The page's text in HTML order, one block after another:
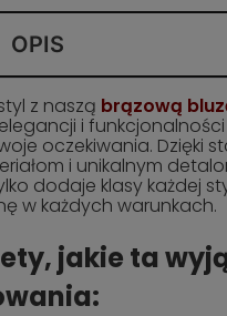
OPIS
z naszą brązową
i
oczekiwania. Dzięki
i unikalnym
dodaje klasy każdej
w każdych warunkach.
jakie ta